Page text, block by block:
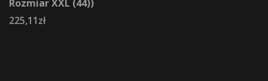
Rozmiar XXL (44))
225,11zł